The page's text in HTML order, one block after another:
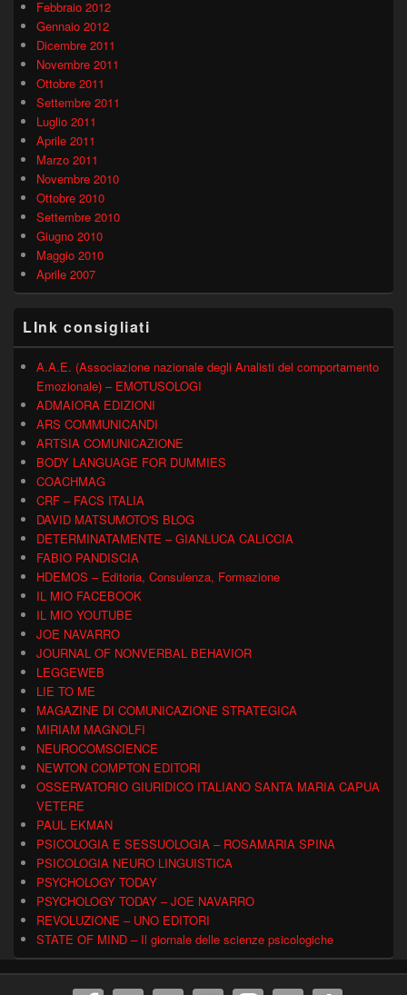
Febbraio 2012
Gennaio 2012
Dicembre 2011
Novembre 2011
Ottobre 2011
Settembre 2011
Luglio 2011
Aprile 2011
Marzo 2011
Novembre 2010
Ottobre 2010
Settembre 2010
Giugno 2010
Maggio 2010
Aprile 2007
LInk consigliati
A.A.E. (Associazione nazionale degli Analisti del comportamento
Emozionale) – EMOTUSOLOGI
ADMAIORA EDIZIONI
ARS COMMUNICANDI
ARTSIA COMUNICAZIONE
BODY LANGUAGE FOR DUMMIES
COACHMAG
CRF – FACS ITALIA
DAVID MATSUMOTO'S BLOG
DETERMINATAMENTE – GIANLUCA CALICCIA
FABIO PANDISCIA
HDEMOS – Editoria, Consulenza, Formazione
IL MIO FACEBOOK
IL MIO YOUTUBE
JOE NAVARRO
JOURNAL OF NONVERBAL BEHAVIOR
LEGGEWEB
LIE TO ME
MAGAZINE DI COMUNICAZIONE STRATEGICA
MIRIAM MAGNOLFI
NEUROCOMSCIENCE
NEWTON COMPTON EDITORI
OSSERVATORIO GIURIDICO ITALIANO SANTA MARIA CAPUA
VETERE
PAUL EKMAN
PSICOLOGIA E SESSUOLOGIA – ROSAMARIA SPINA
PSICOLOGIA NEURO LINGUISTICA
PSYCHOLOGY TODAY
PSYCHOLOGY TODAY – JOE NAVARRO
REVOLUZIONE – UNO EDITORI
STATE OF MIND – Il giornale delle scienze psicologiche